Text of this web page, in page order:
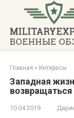
контенту
Главная » Интересы
Западная
возвращаться
10.04.2019